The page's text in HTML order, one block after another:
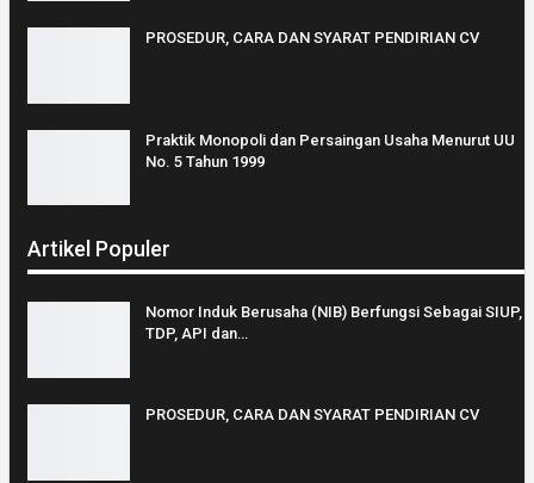
PROSEDUR, CARA DAN SYARAT PENDIRIAN CV
Praktik Monopoli dan Persaingan Usaha Menurut UU
No. 5 Tahun 1999
Artikel Populer
Nomor Induk Berusaha (NIB) Berfungsi Sebagai SIUP,
TDP, API dan…
PROSEDUR, CARA DAN SYARAT PENDIRIAN CV